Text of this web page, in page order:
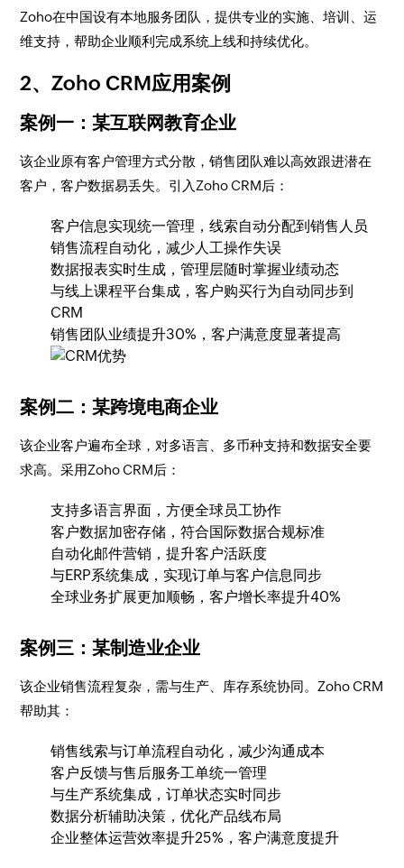
Zoho在中国设有本地服务团队，提供专业的实施、培训、运
维支持，帮助企业顺利完成系统上线和持续优化。
2、Zoho CRM应用案例
案例一：某互联网教育企业
该企业原有客户管理方式分散，销售团队难以高效跟进潜在
客户，客户数据易丢失。引入Zoho CRM后：
客户信息实现统一管理，线索自动分配到销售人员
销售流程自动化，减少人工操作失误
数据报表实时生成，管理层随时掌握业绩动态
与线上课程平台集成，客户购买行为自动同步到
CRM
销售团队业绩提升30%，客户满意度显著提高
案例二：某跨境电商企业
该企业客户遍布全球，对多语言、多币种支持和数据安全要
求高。采用Zoho CRM后：
支持多语言界面，方便全球员工协作
客户数据加密存储，符合国际数据合规标准
自动化邮件营销，提升客户活跃度
与ERP系统集成，实现订单与客户信息同步
全球业务扩展更加顺畅，客户增长率提升40%
案例三：某制造业企业
该企业销售流程复杂，需与生产、库存系统协同。Zoho CRM
帮助其：
销售线索与订单流程自动化，减少沟通成本
客户反馈与售后服务工单统一管理
与生产系统集成，订单状态实时同步
数据分析辅助决策，优化产品线布局
企业整体运营效率提升25%，客户满意度提升